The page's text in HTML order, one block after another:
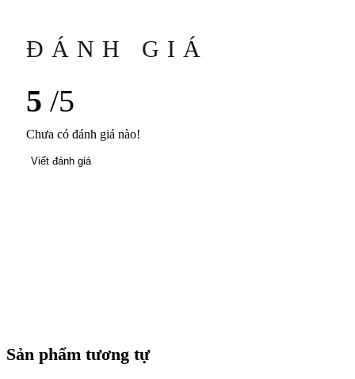
ĐÁNH GIÁ
5 /5
Chưa có đánh giá nào!
Viết đánh giá
Sản phẩm tương tự